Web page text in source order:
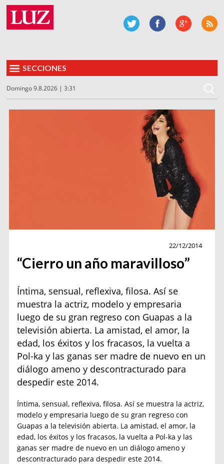
SECCIONES
Domingo 9.8.2026 | 3:31
22/12/2014
“Cierro un año maravilloso”
Íntima, sensual, reflexiva, filosa. Así se
muestra la actriz, modelo y empresaria
luego de su gran regreso con Guapas a la
televisión abierta. La amistad, el amor, la
edad, los éxitos y los fracasos, la vuelta a
Pol-ka y las ganas ser madre de nuevo en un
diálogo ameno y descontracturado para
despedir este 2014.
Íntima, sensual, reflexiva, filosa. Así se muestra la actriz,
modelo y empresaria luego de su gran regreso con
Guapas a la televisión abierta. La amistad, el amor, la
edad, los éxitos y los fracasos, la vuelta a Pol-ka y las
ganas ser madre de nuevo en un diálogo ameno y
descontracturado para despedir este 2014.